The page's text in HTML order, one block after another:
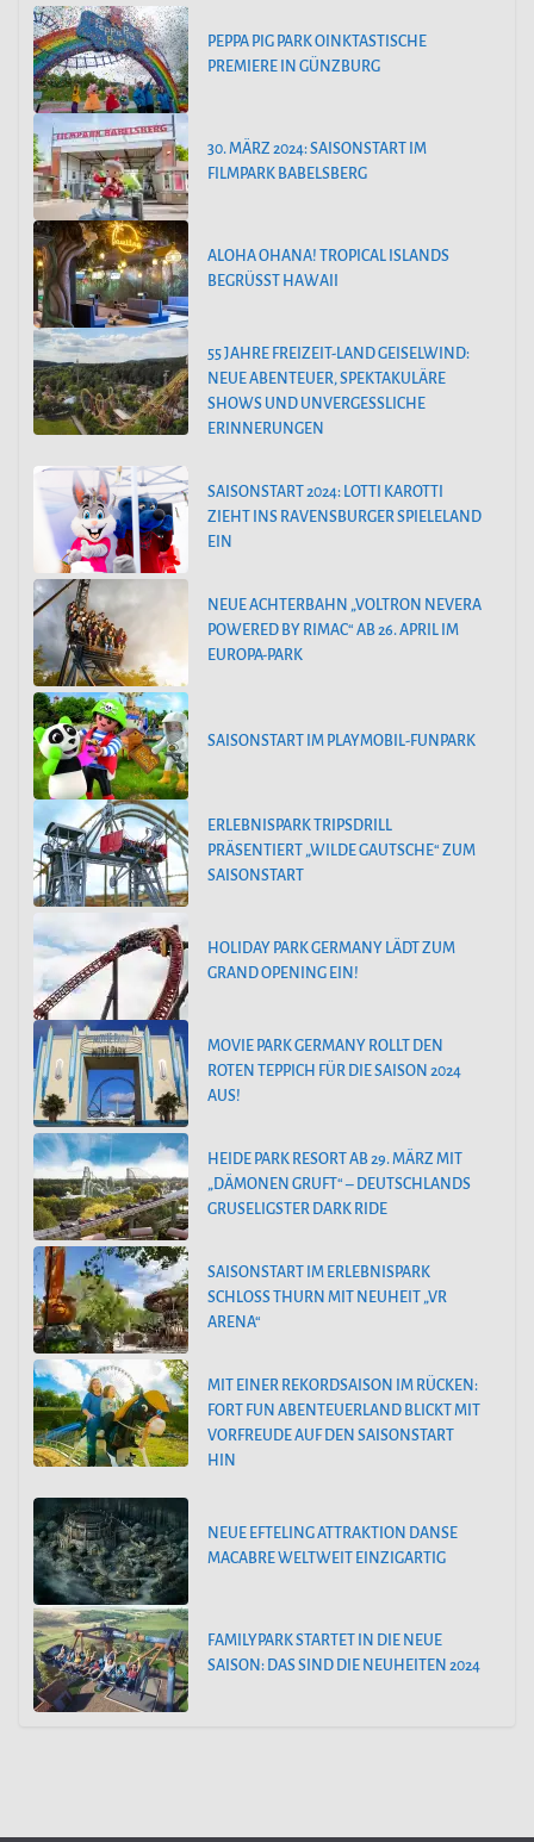
PEPPA PIG PARK OINKTASTISCHE
PREMIERE IN GÜNZBURG
30. MÄRZ 2024: SAISONSTART IM
FILMPARK BABELSBERG
ALOHA OHANA! TROPICAL ISLANDS
BEGRÜSST HAWAII
55 JAHRE FREIZEIT-LAND GEISELWIND:
NEUE ABENTEUER, SPEKTAKULÄRE
SHOWS UND UNVERGESSLICHE
ERINNERUNGEN
SAISONSTART 2024: LOTTI KAROTTI
ZIEHT INS RAVENSBURGER SPIELELAND
EIN
NEUE ACHTERBAHN „VOLTRON NEVERA
POWERED BY RIMAC“ AB 26. APRIL IM
EUROPA-PARK
SAISONSTART IM PLAYMOBIL-FUNPARK
ERLEBNISPARK TRIPSDRILL
PRÄSENTIERT „WILDE GAUTSCHE“ ZUM
SAISONSTART
HOLIDAY PARK GERMANY LÄDT ZUM
GRAND OPENING EIN!
MOVIE PARK GERMANY ROLLT DEN
ROTEN TEPPICH FÜR DIE SAISON 2024
AUS!
HEIDE PARK RESORT AB 29. MÄRZ MIT
„DÄMONEN GRUFT“ – DEUTSCHLANDS
GRUSELIGSTER DARK RIDE
SAISONSTART IM ERLEBNISPARK
SCHLOSS THURN MIT NEUHEIT „VR
ARENA“
MIT EINER REKORDSAISON IM RÜCKEN:
FORT FUN ABENTEUERLAND BLICKT MIT
VORFREUDE AUF DEN SAISONSTART
HIN
NEUE EFTELING ATTRAKTION DANSE
MACABRE WELTWEIT EINZIGARTIG
FAMILYPARK STARTET IN DIE NEUE
SAISON: DAS SIND DIE NEUHEITEN 2024